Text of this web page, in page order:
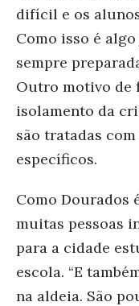
difícil e os
Como isso é
sempre
Outro motivo de
isolamento da
são tratadas
específicos.
Como Dourados
muitas pessoas
para a cidade
escola. “E
na aldeia. São